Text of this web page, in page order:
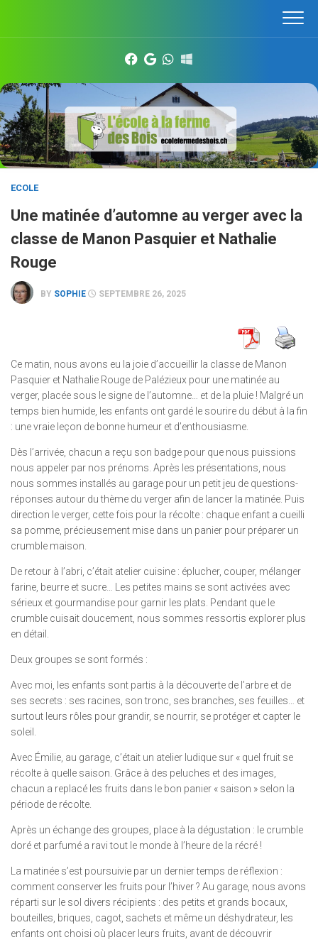
content
ECOLE
Une matinée d’automne au verger avec la
classe de Manon Pasquier et Nathalie
Rouge
BY SOPHIE SEPTEMBRE 26, 2025
Ce matin, nous avons eu la joie d’accueillir la classe de Manon
Pasquier et Nathalie Rouge de Palézieux pour une matinée au
verger, placée sous le signe de l’automne… et de la pluie ! Malgré un
temps bien humide, les enfants ont gardé le sourire du début à la fin
: une vraie leçon de bonne humeur et d’enthousiasme.
Dès l’arrivée, chacun a reçu son badge pour que nous puissions
nous appeler par nos prénoms. Après les présentations, nous
nous sommes installés au garage pour un petit jeu de questions-
réponses autour du thème du verger afin de lancer la matinée. Puis
direction le verger, cette fois pour la récolte : chaque enfant a cueilli
sa pomme, précieusement mise dans un panier pour préparer un
crumble maison.
De retour à l’abri, c’était atelier cuisine : éplucher, couper, mélanger
farine, beurre et sucre… Les petites mains se sont activées avec
sérieux et gourmandise pour garnir les plats. Pendant que le
crumble cuisait doucement, nous sommes ressortis explorer plus
en détail.
Deux groupes se sont formés :
Avec moi, les enfants sont partis à la découverte de l’arbre et de
ses secrets : ses racines, son tronc, ses branches, ses feuilles… et
surtout leurs rôles pour grandir, se nourrir, se protéger et capter le
soleil.
Avec Émilie, au garage, c’était un atelier ludique sur « quel fruit se
récolte à quelle saison. Grâce à des peluches et des images,
chacun a replacé les fruits dans le bon panier « saison » selon la
période de récolte.
Après un échange des groupes, place à la dégustation : le crumble
doré et parfumé a ravi tout le monde à l’heure de la récré !
La matinée s’est poursuivie par un dernier temps de réflexion :
comment conserver les fruits pour l’hiver ? Au garage, nous avons
réparti sur le sol divers récipients : des petits et grands bocaux,
bouteilles, briques, cagot, sachets et même un déshydrateur, les
enfants ont choisi où placer leurs fruits, avant de découvrir